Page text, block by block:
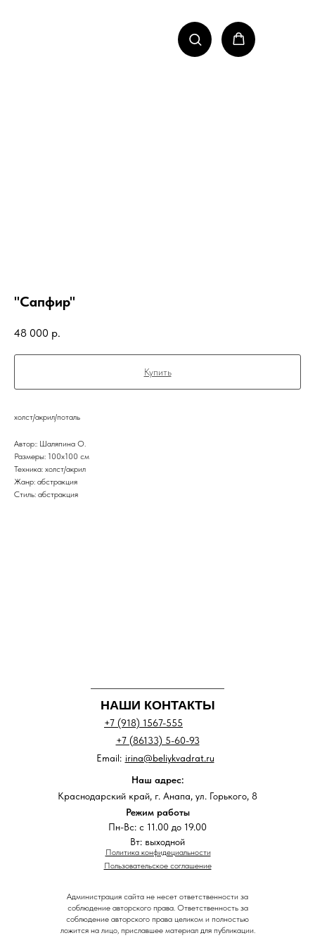
"Сапфир"
48 000 р.
Купить
холст/акрил/поталь
Автор:: Шаляпина О.
Размеры: 100х100 см
Техника: холст/акрил
Жанр: абстракция
Стиль: абстракция
Политика конфидециальности
Пользовательское соглашение
НАШИ КОНТАКТЫ
+7 (918) 1567-555
+7 (86133) 5-60-93
Наш адрес:
Краснодарский край, г. Анапа, ул. Горького, 8
Администрация сайта не несет ответственности за
соблюдение авторского права. Ответственность за
соблюдение авторского права целиком и полностью
ложится на лицо, приславшее материал для публикации.
Режим работы
Пн-Вс: с 11.00 до 19.00
Вт: выходной
irina@beliykvadrat.ru
Email: